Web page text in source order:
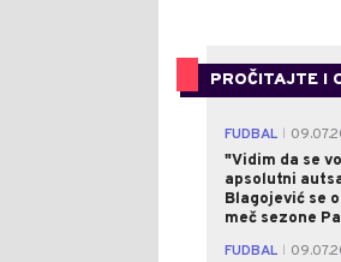
PROČITAJTE I
FUDBAL
"Vidim da se
apsolutni
Blagojević se
meč sezone
FUDBAL